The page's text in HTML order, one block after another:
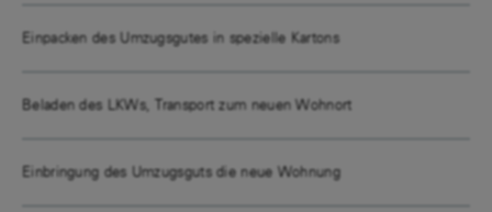
Einpacken des Umzugsgutes in spezielle Kartons
Beladen des LKWs, Transport zum neuen Wohnort
Einbringung des Umzugsguts die neue Wohnung